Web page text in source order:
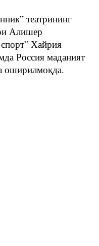
театрининг
Алишер
Хайрия
Россия маданият
оширилмоқда.